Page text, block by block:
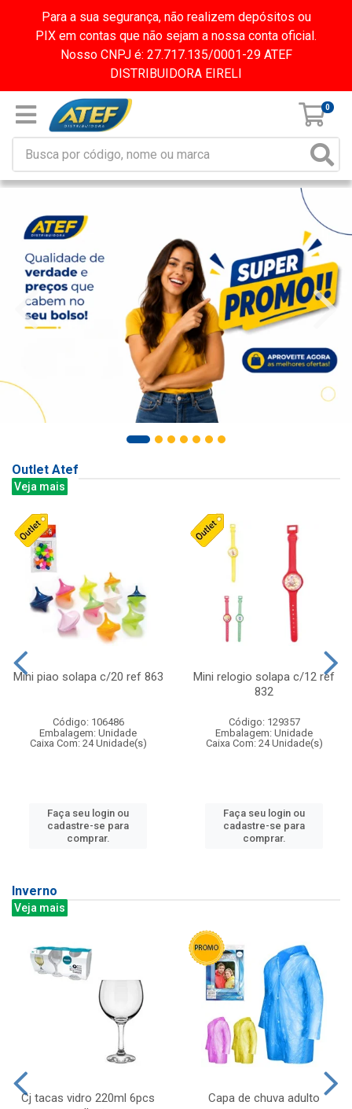
Para a sua segurança, não realizem depósitos ou
PIX em contas que não sejam a nossa conta oficial.
Nosso CNPJ é: 27.717.135/0001-29 ATEF
DISTRIBUIDORA EIRELI
0
Outlet Atef
Veja mais
Mini piao solapa c/20 ref 863
Código: 106486
Embalagem: Unidade
Caixa Com: 24 Unidade(s)
Faça seu login ou
cadastre-se para
comprar.
Mini relogio solapa c/12 ref
832
Código: 129357
Embalagem: Unidade
Caixa Com: 24 Unidade(s)
Faça seu login ou
cadastre-se para
comprar.
Inverno
Veja mais
Cj tacas vidro 220ml 6pcs
Capa de chuva adulto